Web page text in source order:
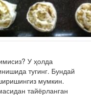
У ҳолда
тугинг. Бундай
мумкин.
тайёрланган